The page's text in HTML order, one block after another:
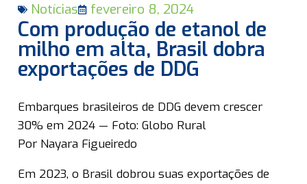
Notícias fevereiro 8, 2024
Com produção de etanol de
milho em alta, Brasil dobra
exportações de DDG
Embarques brasileiros de DDG devem crescer
30% em 2024 — Foto: Globo Rural
Por Nayara Figueiredo
Em 2023, o Brasil dobrou suas exportações de